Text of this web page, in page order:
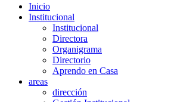
Inicio
Institucional
Institucional
Directora
Organigrama
Directorio
Aprendo en Casa
areas
dirección